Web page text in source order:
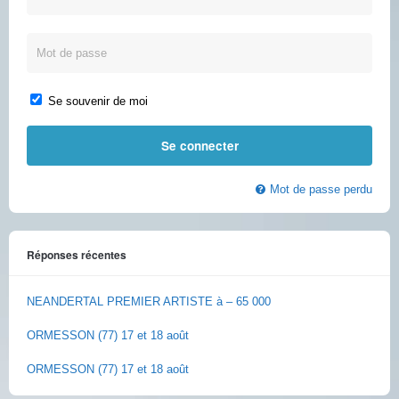
Se souvenir de moi
Mot de passe perdu
Réponses récentes
NEANDERTAL PREMIER ARTISTE à – 65 000
ORMESSON (77) 17 et 18 août
ORMESSON (77) 17 et 18 août